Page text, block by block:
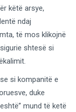
këtë arsye,
ndaj
të mos klikojnë
shtesë si
si kompanitë e
duke
mund të ketë